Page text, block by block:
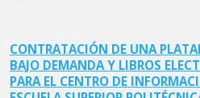
CONTRATACIÓN DE UNA
BAJO DEMANDA Y LIBROS
PARA EL CENTRO DE